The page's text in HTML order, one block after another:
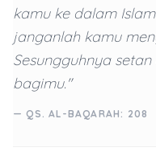
kamu ke dalam
janganlah kamu
Sesungguhnya
bagimu."
— QS. AL-BAQARAH: 208